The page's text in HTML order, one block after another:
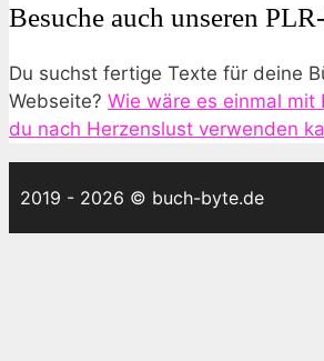
Besuche auch unseren
Du suchst fertige Texte für deine
Webseite? Wie wäre es einmal mit
du nach Herzenslust verwenden
2019 - 2026 © buch-byte.de